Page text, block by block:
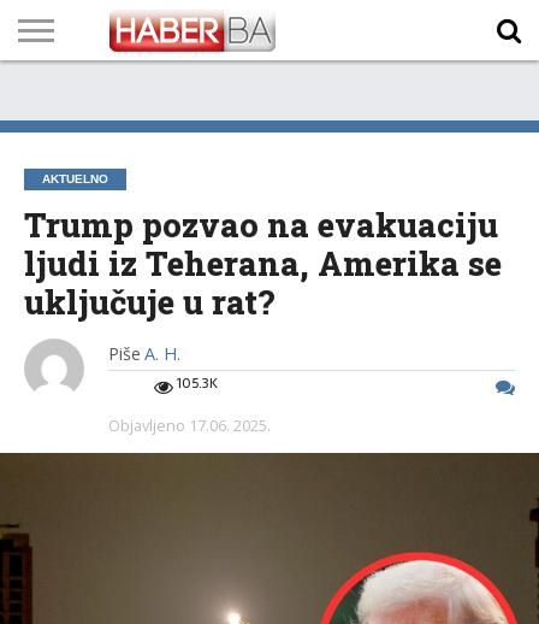
TECH
PROGRAM
PROGNOZA
PUTEVIMA
LISTA
NAMA
AKTUELNO
Trump pozvao na evakuaciju
ljudi iz Teherana, Amerika se
uključuje u rat?
Piše A. H.
105.3K
Objavljeno 17.06. 2025.